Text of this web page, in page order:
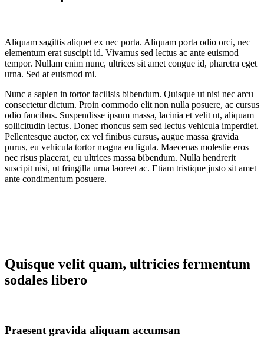
Aliquam sagittis aliquet ex nec porta. Aliquam porta odio orci, nec
elementum erat suscipit id. Vivamus sed lectus ac ante euismod
tempor. Nullam enim nunc, ultrices sit amet congue id, pharetra eget
urna. Sed at euismod mi.
Nunc a sapien in tortor facilisis bibendum. Quisque ut nisi nec arcu
consectetur dictum. Proin commodo elit non nulla posuere, ac cursus
odio faucibus. Suspendisse ipsum massa, lacinia et velit ut, aliquam
sollicitudin lectus. Donec rhoncus sem sed lectus vehicula imperdiet.
Pellentesque auctor, ex vel finibus cursus, augue massa gravida
purus, eu vehicula tortor magna eu ligula. Maecenas molestie eros
nec risus placerat, eu ultrices massa bibendum. Nulla hendrerit
suscipit nisi, ut fringilla urna laoreet ac. Etiam tristique justo sit amet
ante condimentum posuere.
Quisque velit quam, ultricies fermentum
sodales libero
Praesent gravida aliquam accumsan